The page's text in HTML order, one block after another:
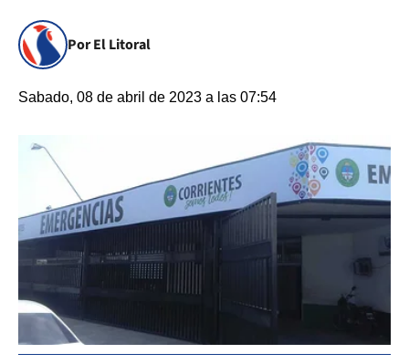
Por El Litoral
Sabado, 08 de abril de 2023 a las 07:54